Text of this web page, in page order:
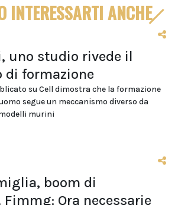
INTERESSARTI ANCHE
uno studio rivede il
di formazione
su Cell dimostra che la formazione
segue un meccanismo diverso da
murini
boom di
Ora necessarie